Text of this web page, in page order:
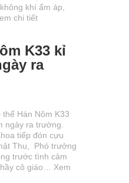
khí ấm áp,
chi tiết
K33 kỉ
ra
Hán Nôm K33
ngày ra trường.
tiếp đón cựu
Thu, Phó trưởng
trước tình cảm
cô giáo… Xem